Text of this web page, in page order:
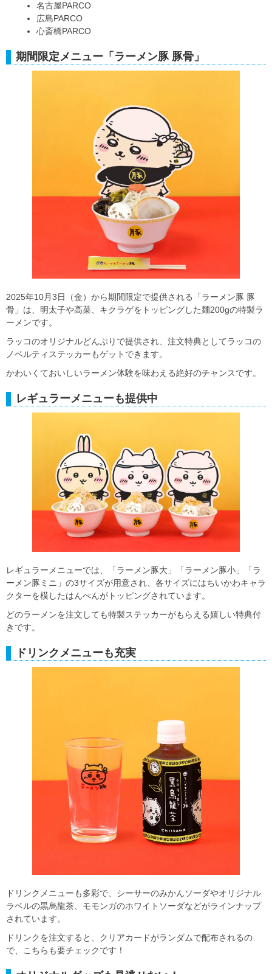
名古屋PARCO
広島PARCO
心斎橋PARCO
期間限定メニュー「ラーメン豚 豚骨」
2025年10月3日（金）から期間限定で提供される「ラーメン豚 豚
骨」は、明太子や高菜、キクラゲをトッピングした麺200gの特製ラ
ーメンです。
ラッコのオリジナルどんぶりで提供され、注文特典としてラッコの
ノベルティステッカーもゲットできます。
かわいくておいしいラーメン体験を味わえる絶好のチャンスです。
レギュラーメニューも提供中
レギュラーメニューでは、「ラーメン豚大」「ラーメン豚小」「ラ
ーメン豚ミニ」の3サイズが用意され、各サイズにはちいかわキャラ
クターを模したはんぺんがトッピングされています。
どのラーメンを注文しても特製ステッカーがもらえる嬉しい特典付
きです。
ドリンクメニューも充実
ドリンクメニューも多彩で、シーサーのみかんソーダやオリジナル
ラベルの黒烏龍茶、モモンガのホワイトソーダなどがラインナップ
されています。
ドリンクを注文すると、クリアカードがランダムで配布されるの
で、こちらも要チェックです！